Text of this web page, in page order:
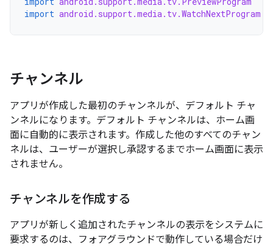
import android.support.media.tv.WatchNextProgram
チャンネル
アプリが作成した最初のチャンネルが、デフォルト チャ
ンネルになります。デフォルト チャンネルは、ホーム画
面に自動的に表示されます。作成した他のすべてのチャン
ネルは、ユーザーが選択し承認するまでホーム画面に表示
されません。
チャンネルを作成する
アプリが新しく追加されたチャンネルの表示をシステムに
要求するのは、フォアグラウンドで動作している場合だけ